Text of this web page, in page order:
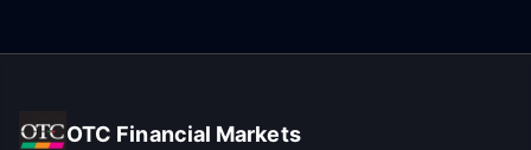
OTC Financial Markets